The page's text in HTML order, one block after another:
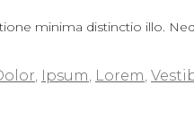
minima distinctio illo.
Ipsum Lorem